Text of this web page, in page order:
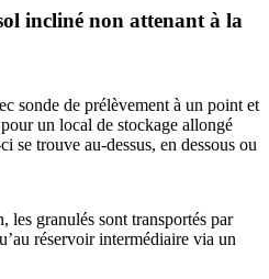
incliné non attenant à la
sonde de prélèvement à un point et
un local de stockage allongé
se trouve au-dessus, en dessous ou
les granulés sont transportés par
réservoir intermédiaire via un